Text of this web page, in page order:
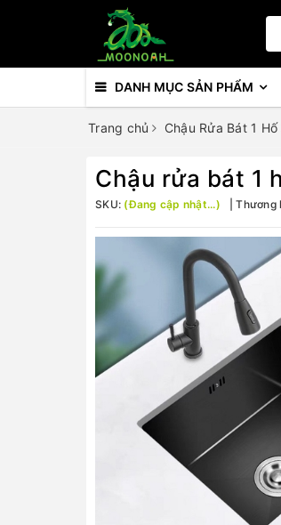
DANH MỤC SẢN PHẨM
Trang chủ Chậu Rửa Bát 1 Hố
Chậu rửa bát 1
SKU: (Đang cập nhật...) Thương